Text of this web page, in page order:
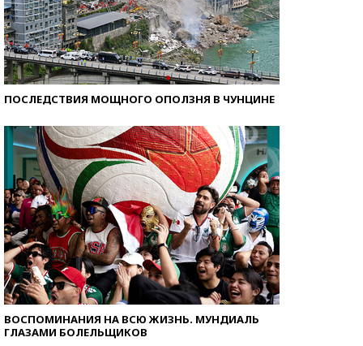
ПОСЛЕДСТВИЯ МОЩНОГО ОПОЛЗНЯ В ЧУНЦИНЕ
ВОСПОМИНАНИЯ НА ВСЮ ЖИЗНЬ. МУНДИАЛЬ
ГЛАЗАМИ БОЛЕЛЬЩИКОВ